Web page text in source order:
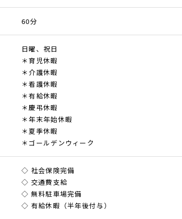
60分
日曜、祝日
＊育児休暇
＊介護休暇
＊看護休暇
＊有給休暇
＊慶弔休暇
＊年末年始休暇
＊夏季休暇
＊ゴールデンウィーク
◇ 社会保険完備
◇ 交通費支給
◇ 無料駐車場完備
◇ 有給休暇（半年後付与）